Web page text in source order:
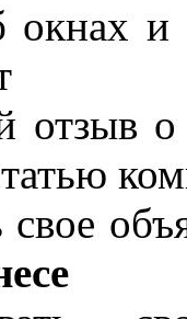
окнах и
отзыв
свое